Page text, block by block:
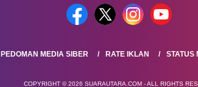
PEDOMAN MEDIA SIBER RATE IKLAN STATUS
COPYRIGHT © 2026 SUARAUTARA.COM - ALL RIGHTS